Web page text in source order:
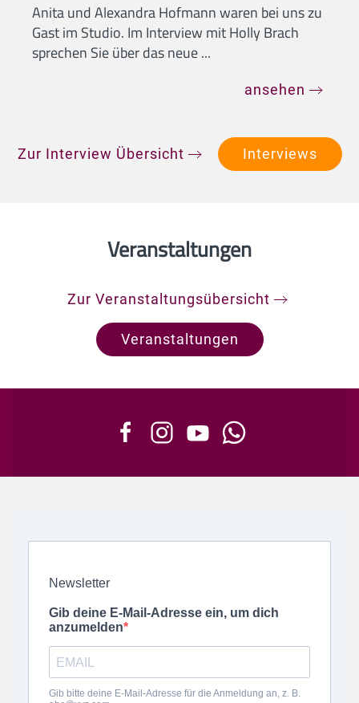
Anita und Alexandra Hofmann waren bei uns zu
Gast im Studio. Im Interview mit Holly Brach
sprechen Sie über das neue ...
ansehen
Zur Interview Übersicht Interviews
Veranstaltungen
Zur Veranstaltungsübersicht
Veranstaltungen